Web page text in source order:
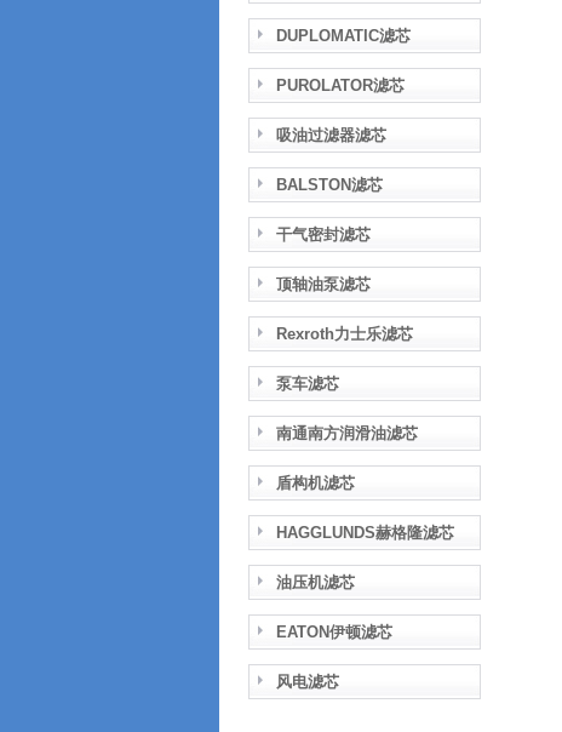
DUPLOMATIC滤芯
PUROLATOR滤芯
吸油过滤器滤芯
BALSTON滤芯
干气密封滤芯
顶轴油泵滤芯
Rexroth力士乐滤芯
泵车滤芯
南通南方润滑油滤芯
盾构机滤芯
HAGGLUNDS赫格隆滤芯
油压机滤芯
EATON伊顿滤芯
风电滤芯